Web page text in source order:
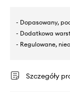
- Dopasowany,
- Dodatkowa
- Regulowane,
Szczegóły